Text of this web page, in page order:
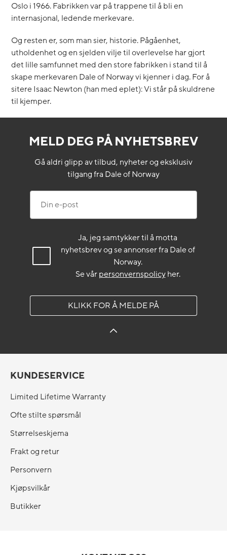
Oslo i 1966. Fabrikken var på trappene til å bli en
internasjonal, ledende merkevare.
Og resten er, som man sier, historie. Pågåenhet,
utholdenhet og en sjelden vilje til overlevelse har gjort
det lille samfunnet med den store fabrikken i stand til å
skape merkevaren Dale of Norway vi kjenner i dag. For å
sitere Isaac Newton (han med eplet): Vi står på skuldrene
til kjemper.
MELD DEG PÅ NYHETSBREV
Gå aldri glipp av tilbud, nyheter og eksklusiv
tilgang fra Dale of Norway
Ja, jeg samtykker til å motta
nyhetsbrev og se annonser fra Dale of
Norway.
Se vårpersonvernspolicyher.
KLIKK FOR Å MELDE PÅ
KUNDESERVICE
Limited Lifetime Warranty
Ofte stilte spørsmål
Størrelseskjema
Frakt og retur
Personvern
Kjøpsvilkår
Butikker